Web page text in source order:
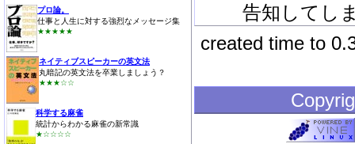
告知してし
created time to
プロ論。
仕事と人生に対する強烈なメッセージ集
★★★★★
ネイティブスピーカーの英文法
丸暗記の英文法を卒業しましょう？
★★★☆☆
科学する麻雀
統計からわかる麻雀の新常識
★☆☆☆☆